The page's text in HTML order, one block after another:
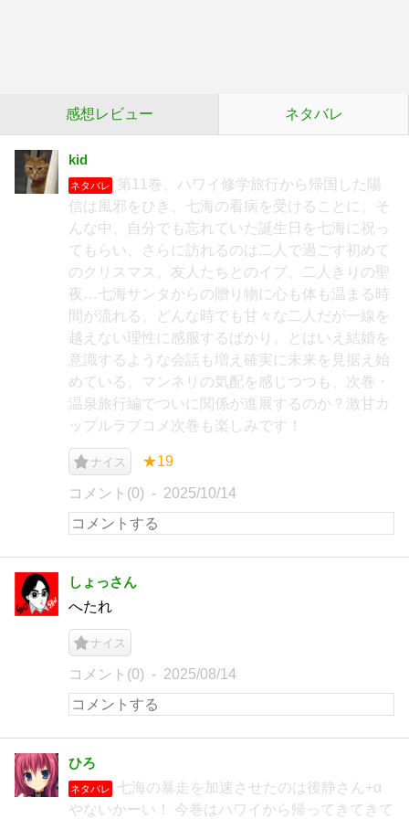
感想レビュー ネタバレ
kid
ネタバレ
第11巻、ハワイ修学旅行から帰国した陽
信は風邪をひき、七海の看病を受けることに。そ
んな中、自分でも忘れていた誕生日を七海に祝っ
てもらい、さらに訪れるのは二人で過ごす初めて
のクリスマス。友人たちとのイブ、二人きりの聖
夜…七海サンタからの贈り物に心も体も温まる時
間が流れる。どんな時でも甘々な二人だが一線を
越えない理性に感服するばかり。とはいえ結婚を
意識するような会話も増え確実に未来を見据え始
めている。マンネリの気配を感じつつも、次巻・
温泉旅行編でついに関係が進展するのか？激甘カ
ップルラブコメ次巻も楽しみです！
ナイス ★19
コメント(0) 2025/10/14
しょっさん
へたれ
ナイス
コメント(0) 2025/08/14
ひろ
ネタバレ
七海の暴走を加速させたのは後静さん+α
やないかーい！ 今巻はハワイから帰ってきてきて